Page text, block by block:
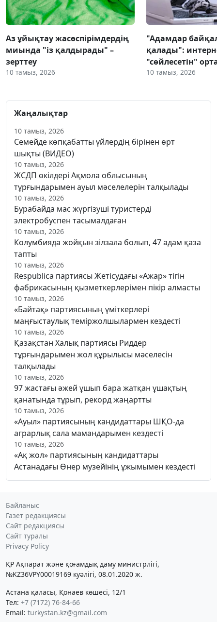
Аз ұйықтау жасөспірімдердің
миында "із қалдырады" –
зерттеу
10 тамыз, 2026
"Адамдар
қалады":
"сөйлесетін"
10 тамыз, 2026
Жаңалықтар
10 тамыз, 2026
Семейде көпқабатты үйлердің бірінен өрт
шықты (ВИДЕО)
10 тамыз, 2026
ЖСДП өкілдері Ақмола облысының
тұрғындарымен ауыл мәселелерін талқылады
10 тамыз, 2026
Бурабайда мас жүргізуші туристерді
электробуспен тасымалдаған
10 тамыз, 2026
Колумбияда жойқын зілзала болып, 47 адам қаза
тапты
10 тамыз, 2026
Respublica партиясы Жетісудағы «Ажар» тігін
фабрикасының қызметкерлерімен пікір алмасты
10 тамыз, 2026
«Байтақ» партиясының үміткерлері
маңғыстаулық теміржолшылармен кездесті
10 тамыз, 2026
Қазақстан Халық партиясы Риддер
тұрғындарымен жол құрылысы мәселесін
талқылады
10 тамыз, 2026
97 жастағы әжей ұшып бара жатқан ұшақтың
қанатында тұрып, рекорд жаңартты
10 тамыз, 2026
«Ауыл» партиясының кандидаттары ШҚО-да
аграрлық сала мамандарымен кездесті
10 тамыз, 2026
«Ақ жол» партиясының кандидаттары
Астанадағы Өнер музейінің ұжымымен кездесті
Байланыс
Газет редакциясы
Сайт редакциясы
Сайт туралы
Privacy Policy
ҚР Ақпарат және қоғамдық даму министрлігі,
№KZ36VPY00019169 куәлігі, 08.01.2020 ж.
Астана қаласы, Қонаев көшесі, 12/1
Тел: +7 (7172) 76-84-66
Email: turkystan.kz@gmail.com